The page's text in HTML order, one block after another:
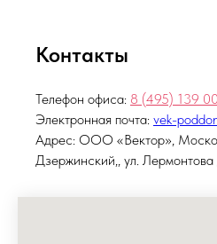
Контакты
Телефон офиса: 8 (495) 139
Электронная почта: vek-
Адрес: ООО «Вектор»,
Дзержинский,, ул.